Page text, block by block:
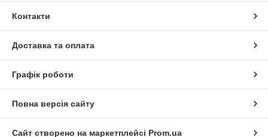
Контакти
Доставка та оплата
Графік роботи
Повна версія сайту
Сайт створено на маркетплейсі Prom.ua